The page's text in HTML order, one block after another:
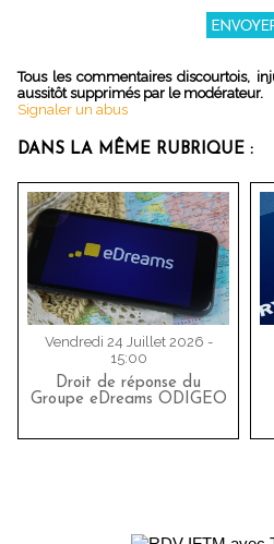
Tous les commentaires discourtois,
aussitôt supprimés par le modérateur.
Signaler un abus
DANS LA MÊME RUBRIQUE :
Vendredi 24 Juillet 2026 -
15:00
Droit de réponse du
Groupe eDreams ODIGEO